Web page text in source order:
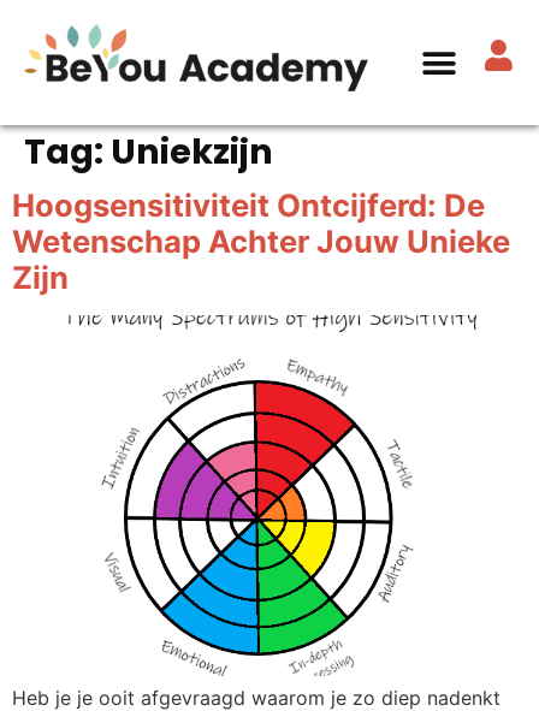
Tag: Uniekzijn
Hoogsensitiviteit Ontcijferd: De
Wetenschap Achter Jouw Unieke
Zijn
Heb je je ooit afgevraagd waarom je zo diep nadenkt